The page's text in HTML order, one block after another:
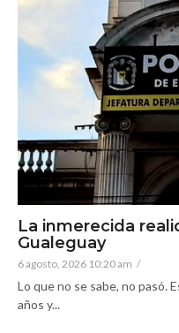
La inmerecida
Gualeguay
6 agosto, 2026 10:20 am /
Lo que no se sabe, no pasó.
años y...